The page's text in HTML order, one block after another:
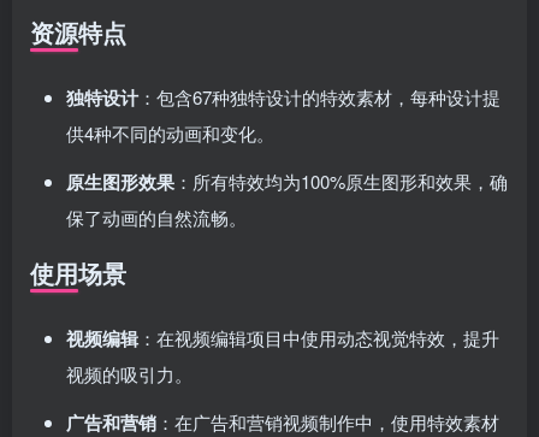
资源特点
独特设计：包含67种独特设计的特效素材，每种设计提
供4种不同的动画和变化。
原生图形效果 ：所有特效均为100%原生图形和效果，确
保了动画的自然流畅。
使用场景
视频编辑：在视频编辑项目中使用动态视觉特效，提升
视频的吸引力。
广告和营销 ：在广告和营销视频制作中，使用特效素材